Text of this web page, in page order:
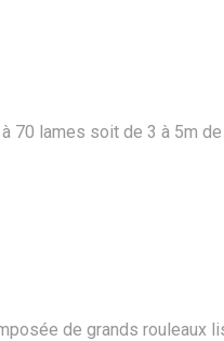
lames soit de 3 à 5m de
de grands rouleaux